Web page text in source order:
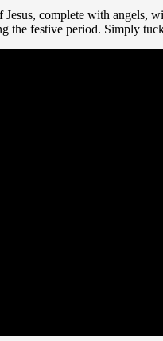
complete with angels,
the festive period. Simply